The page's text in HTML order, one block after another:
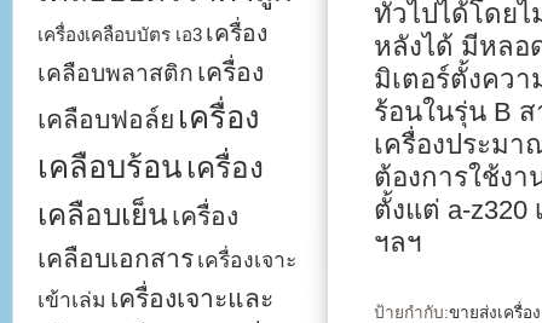
ทั่วไปได้โดยไ
หลังได้ มีหลอ
มิเตอร์ตั้งคว
ร้อนในรุ่น B
เครื่องประม
ต้องการใช้ง
ตั้งแต่ a-z320
ฯลฯ
ป้ายกำกับ:ขายส่งเครื่อ
เครื่องเคลือบบัตร เอ3 เครื่อง
เคลือบพลาสติก เครื่อง
เคลือบฟอล์ย เครื่อง
เคลือบร้อน เครื่อง
เคลือบเย็น เครื่อง
เคลือบเอกสาร เครื่องเจาะ
เข้าเล่ม เครื่องเจาะและ